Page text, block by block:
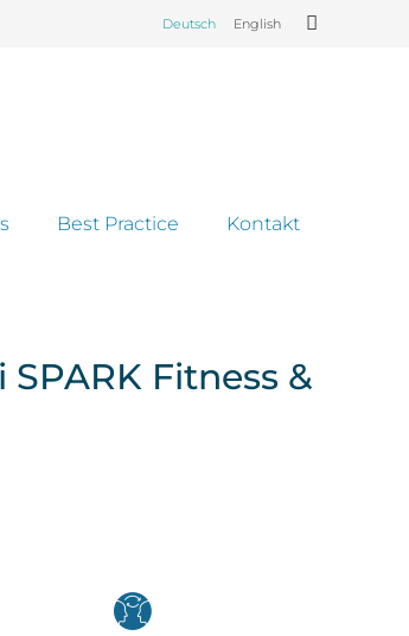
Deutsch English
Best Practice Kontakt
Fitness &